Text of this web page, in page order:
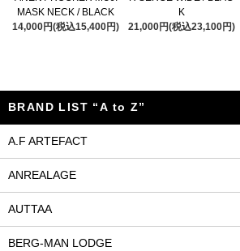
MASK NECK / BLACK
14,000円(税込15,400円)
K
21,000円(税込23,100円)
BRAND LIST “A to Z”
A.F ARTEFACT
ANREALAGE
AUTTAA
BERG-MAN LODGE